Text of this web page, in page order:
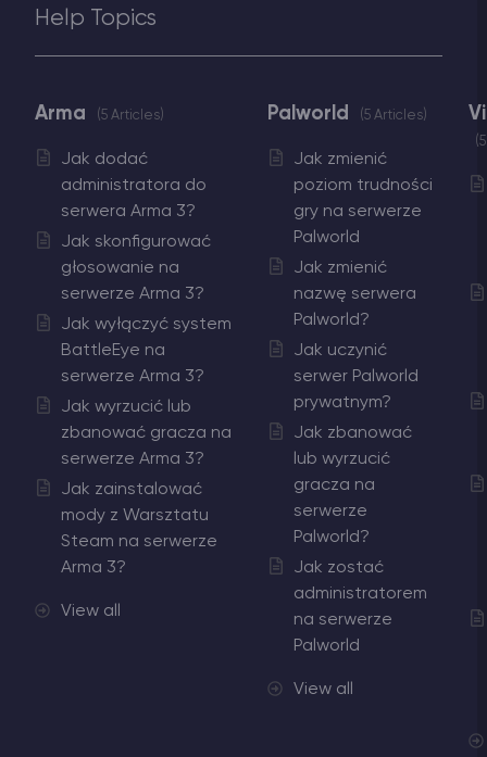
Gry
Help Topics
Arma 5 Articles
Jak dodać
administratora do
serwera Arma 3?
Jak skonfigurować
głosowanie na
serwerze Arma 3?
Jak wyłączyć system
BattleEye na
serwerze Arma 3?
Jak wyrzucić lub
zbanować gracza na
serwerze Arma 3?
Jak zainstalować
mody z Warsztatu
Steam na serwerze
Arma 3?
View all
Palworld 5 Articles
Jak zmienić
poziom trudności
gry na serwerze
Palworld
Jak zmienić
nazwę serwera
Palworld?
Jak uczynić
serwer Palworld
prywatnym?
Jak zbanować
lub wyrzucić
gracza na
serwerze
Palworld?
Jak zostać
administratorem
na serwerze
Palworld
View all